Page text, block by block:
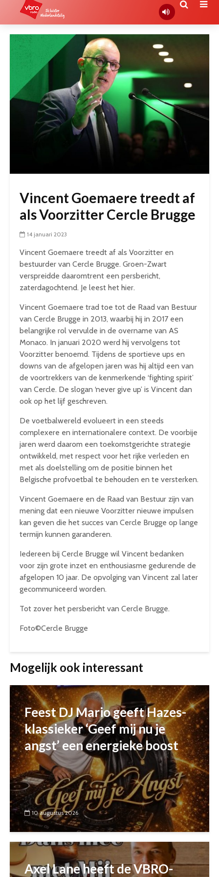
Vincent Goemaere treedt af
als Voorzitter Cercle Brugge
14 januari 2023
Vincent Goemaere treedt af als Voorzitter en
bestuurder van Cercle Brugge. Groen-Zwart
verspreidde daaromtrent een persbericht,
zaterdagochtend. Je leest het hier.
Vincent Goemaere trad toe tot de Raad van Bestuur
van Cercle Brugge in 2013, waarbij hij in 2017 een
belangrijke rol vervulde in de overname van AS
Monaco. In januari 2020 werd hij vervolgens tot
Voorzitter benoemd. Tijdens de sportieve ups en
downs van de afgelopen jaren was hij altijd een van
de voortrekkers van de kenmerkende ‘fighting spirit’
van Cercle. De slogan ‘never give up’ is Vincent dan
ook op het lijf geschreven.
De voetbalwereld evolueert in een steeds
complexere en internationalere context. De voorbije
jaren werd daarom een toekomstgerichte strategie
ontwikkeld, met respect voor het rijke verleden en
met als doelstelling om de positie binnen het
Belgische profvoetbal te behouden en te versterken.
Vincent Goemaere en de Raad van Bestuur zijn van
mening dat een nieuwe Voorzitter nieuwe impulsen
kan geven die het succes van Cercle Brugge op lange
termijn kunnen garanderen.
Iedereen bij Cercle Brugge wil Vincent bedanken
voor zijn grote inzet en enthousiasme gedurende de
afgelopen 10 jaar. De opvolging van Vincent zal later
gecommuniceerd worden.
Tot zover het persbericht van Cercle Brugge.
Foto©Cercle Brugge
Mogelijk ook interessant
Feest DJ Mario geeft Hazes-
klassieker ‘Geef mij nu je
angst’ een energieke boost
10 augustus 2026
Axel Lane heeft de VBRO-